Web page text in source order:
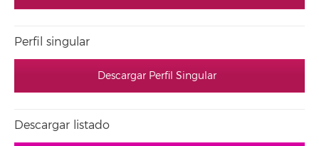
Perfil singular
Descargar Perfil Singular
Descargar listado